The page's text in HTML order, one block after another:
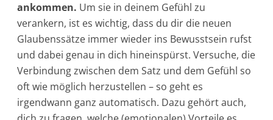
ankommen. Um sie in deinem Gefühl zu
verankern, ist es wichtig, dass du dir die neuen
Glaubenssätze immer wieder ins Bewusstsein rufst
und dabei genau in dich hineinspürst. Versuche, die
Verbindung zwischen dem Satz und dem Gefühl so
oft wie möglich herzustellen – so geht es
irgendwann ganz automatisch. Dazu gehört auch,